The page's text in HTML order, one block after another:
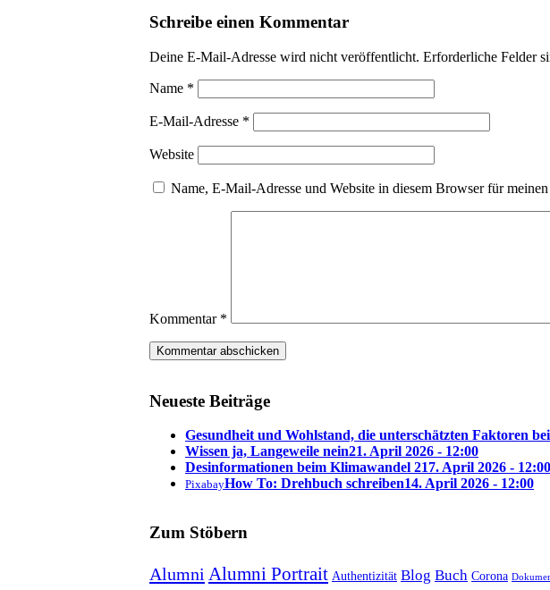
Schreibe einen Kommentar
Deine E-Mail-Adresse wird nicht veröffentlicht. Erforderliche Felder
Name *
E-Mail-Adresse *
Website
Name, E-Mail-Adresse und Website in diesem Browser für
Kommentar *
Neueste Beiträge
Gesundheit und Wohlstand, die unterschätzten Faktoren
Wissen ja, Langeweile nein21. April 2026 - 12:00
Desinformationen beim Klimawandel 217. April 2026 - 12:00
PixabayHow To: Drehbuch schreiben14. April 2026 - 12:00
Zum Stöbern
Alumni Alumni Portrait Authentizität Blog Buch Corona